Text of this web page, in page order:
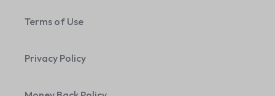
Terms of Use
Privacy Policy